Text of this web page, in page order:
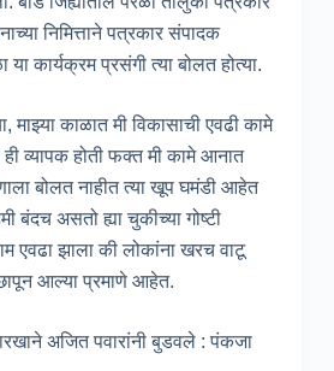
निमित्ताने पत्रकार संपादक
कार्यक्रम प्रसंगी त्या बोलत होत्या.
माझ्या काळात मी विकासाची एवढी कामे
ही व्यापक होती फक्त मी कामे आनात
बोलत नाहीत त्या खूप घमंडी आहेत
बंदच असतो ह्या चुकीच्या गोष्टी
एवढा झाला की लोकांना खरच वाटू
आल्या प्रमाणे आहेत.
अजित पवारांनी बुडवले : पंकजा